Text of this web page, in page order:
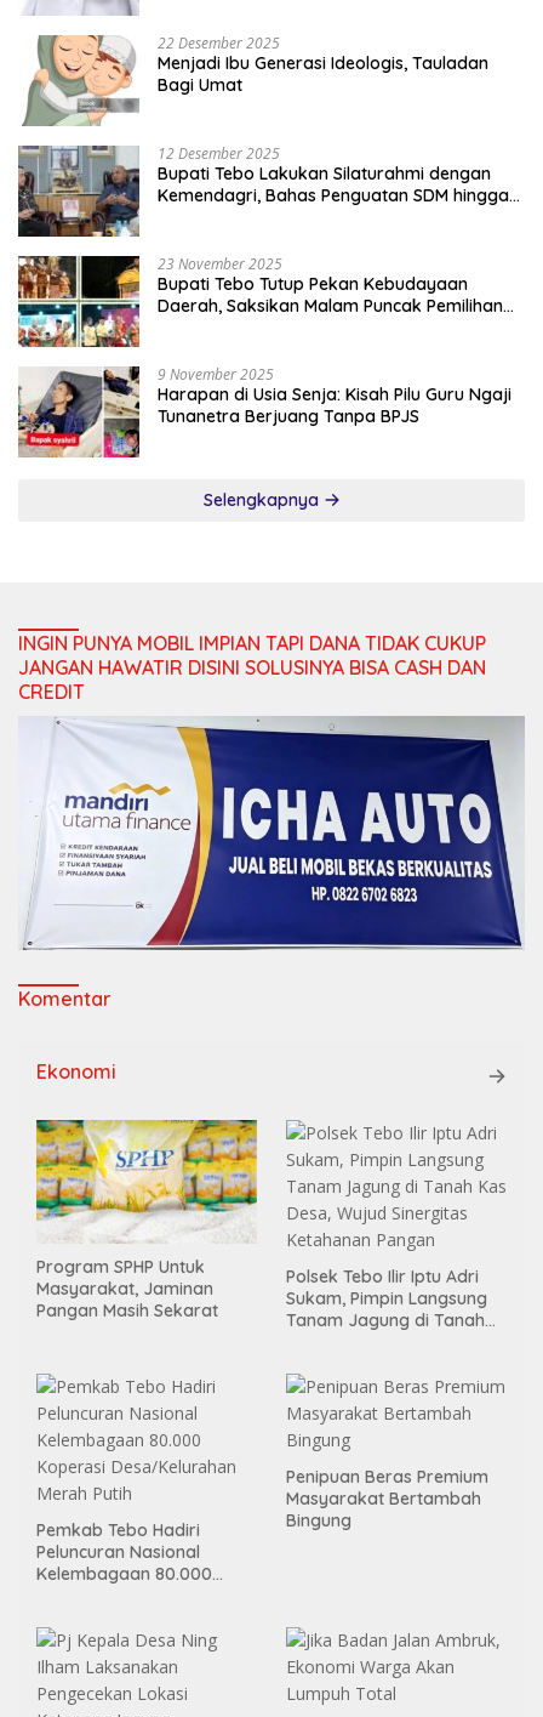
22 Desember 2025
Menjadi Ibu Generasi Ideologis, Tauladan
Bagi Umat
12 Desember 2025
Bupati Tebo Lakukan Silaturahmi dengan
Kemendagri, Bahas Penguatan SDM hingga
23 November 2025
Bupati Tebo Tutup Pekan Kebudayaan
Daerah, Saksikan Malam Puncak Pemilihan
9 November 2025
Harapan di Usia Senja: Kisah Pilu Guru Ngaji
Tunanetra Berjuang Tanpa BPJS
Selengkapnya
INGIN PUNYA MOBIL IMPIAN TAPI DANA TIDAK CUKUP
JANGAN HAWATIR DISINI SOLUSINYA BISA CASH DAN
CREDIT
Komentar
Ekonomi
Program SPHP Untuk
Masyarakat, Jaminan
Pangan Masih Sekarat
Polsek Tebo Ilir Iptu Adri
Sukam, Pimpin Langsung
Tanam Jagung di Tanah
Pemkab Tebo Hadiri
Peluncuran Nasional
Kelembagaan 80.000
Penipuan Beras Premium
Masyarakat Bertambah
Bingung